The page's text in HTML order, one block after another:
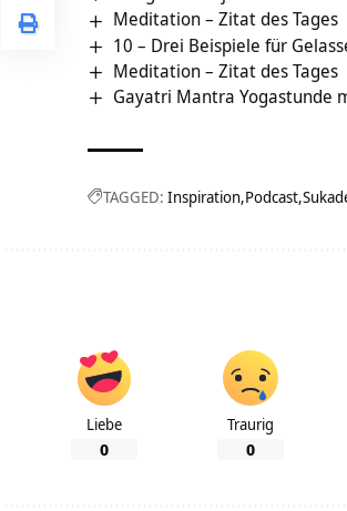
Meditation – Zitat des Tages
10 – Drei Beispiele für
Meditation – Zitat des Tages
Gayatri Mantra Yogastunde
TAGGED: Inspiration Podcast
Liebe
0
Traurig
0